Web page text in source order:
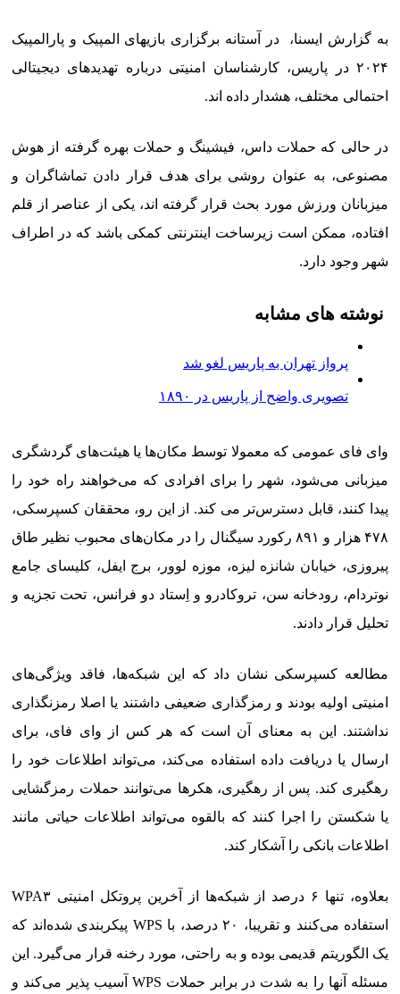
به گزارش ایسنا، در آستانه برگزاری بازیهای المپیک و پارالمپیک
۲۰۲۴ در پاریس، کارشناسان امنیتی درباره تهدیدهای دیجیتالی
احتمالی مختلف، هشدار داده اند.
در حالی که حملات داس، فیشینگ و حملات بهره گرفته از هوش
مصنوعی، به عنوان روشی برای هدف قرار دادن تماشاگران و
میزبانان ورزش مورد بحث قرار گرفته اند، یکی از عناصر از قلم
افتاده، ممکن است زیرساخت اینترنتی کمکی باشد که در اطراف
شهر وجود دارد.
نوشته های مشابه
پرواز تهران به پاریس لغو شد
تصویری واضح از پاریس در ۱۸۹۰
وای فای عمومی که معمولا توسط مکان‌ها یا هیئت‌های گردشگری
میزبانی می‌شود، شهر را برای افرادی که می‌خواهند راه خود را
پیدا کنند، قابل دسترس‌تر می کند. از این رو، محققان کسپرسکی،
۴۷۸ هزار و ۸۹۱ رکورد سیگنال را در مکان‌های محبوب نظیر طاق
پیروزی، خیابان شانزه لیزه، موزه لوور، برج ایفل، کلیسای جامع
نوتردام، رودخانه سن، تروکادرو و اِستاد دو فرانس، تحت تجزیه و
تحلیل قرار دادند.
مطالعه کسپرسکی نشان داد که این شبکه‌ها، فاقد ویژگی‌های
امنیتی اولیه بودند و رمزگذاری ضعیفی داشتند یا اصلا رمزنگذاری
نداشتند. این به معنای آن است که هر کس از وای فای، برای
ارسال یا دریافت داده استفاده می‌کند، می‌تواند اطلاعات خود را
رهگیری کند. پس از رهگیری، هکرها می‌توانند حملات رمزگشایی
یا شکستن را اجرا کنند که بالقوه می‌تواند اطلاعات حیاتی مانند
اطلاعات بانکی را آشکار کند.
بعلاوه، تنها ۶ درصد از شبکه‌ها از آخرین پروتکل امنیتی WPA۳
استفاده می‌کنند و تقریبا، ۲۰ درصد، با WPS پیکربندی شده‌اند که
یک الگوریتم قدیمی بوده و به راحتی، مورد رخنه قرار می‌گیرد. این
مسئله آنها را به شدت در برابر حملات WPS آسیب پذیر می‌کند و